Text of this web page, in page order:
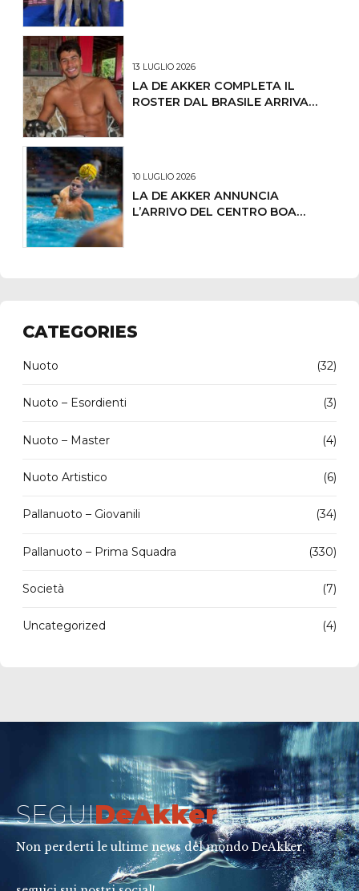
13 LUGLIO 2026
LA DE AKKER COMPLETA IL
ROSTER DAL BRASILE ARRIVA
10 LUGLIO 2026
LA DE AKKER ANNUNCIA
L’ARRIVO DEL CENTRO BOA
CATEGORIES
Nuoto (32)
Nuoto – Esordienti (3)
Nuoto – Master (4)
Nuoto Artistico (6)
Pallanuoto – Giovanili (34)
Pallanuoto – Prima Squadra (330)
Società (7)
Uncategorized (4)
SEGUIDeAkker
Non perderti le ultime news del mondo DeAkker,